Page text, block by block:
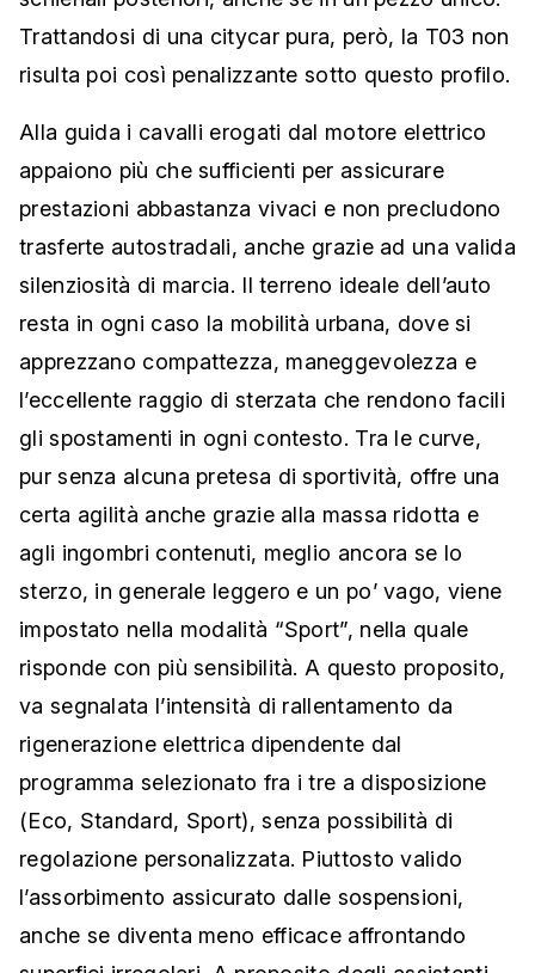
Trattandosi di una citycar pura, però, la T03 non
risulta poi così penalizzante sotto questo profilo.
Alla guida i cavalli erogati dal motore elettrico
appaiono più che sufficienti per assicurare
prestazioni abbastanza vivaci e non precludono
trasferte autostradali, anche grazie ad una valida
silenziosità di marcia. Il terreno ideale dell’auto
resta in ogni caso la mobilità urbana, dove si
apprezzano compattezza, maneggevolezza e
l’eccellente raggio di sterzata che rendono facili
gli spostamenti in ogni contesto. Tra le curve,
pur senza alcuna pretesa di sportività, offre una
certa agilità anche grazie alla massa ridotta e
agli ingombri contenuti, meglio ancora se lo
sterzo, in generale leggero e un po’ vago, viene
impostato nella modalità “Sport”, nella quale
risponde con più sensibilità. A questo proposito,
va segnalata l’intensità di rallentamento da
rigenerazione elettrica dipendente dal
programma selezionato fra i tre a disposizione
(Eco, Standard, Sport), senza possibilità di
regolazione personalizzata. Piuttosto valido
l’assorbimento assicurato dalle sospensioni,
anche se diventa meno efficace affrontando